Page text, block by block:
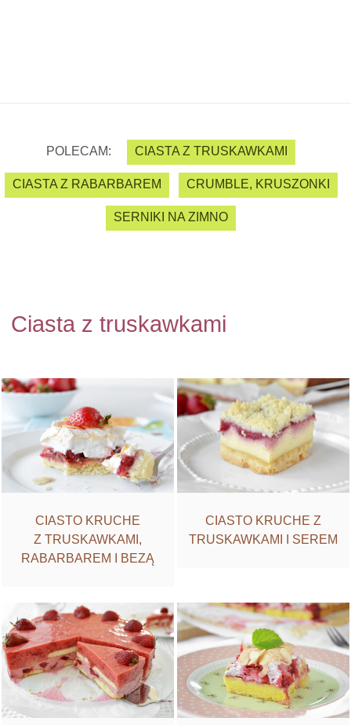
POLECAM: CIASTA Z TRUSKAWKAMI
CIASTA Z RABARBAREM CRUMBLE, KRUSZONKI
SERNIKI NA ZIMNO
Ciasta z truskawkami
CIASTO KRUCHE
Z TRUSKAWKAMI,
RABARBAREM I BEZĄ
CIASTO KRUCHE Z
TRUSKAWKAMI I SEREM